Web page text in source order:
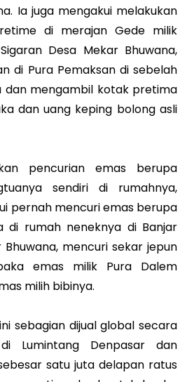
Ia juga mengakui melakukan
di merajan Gede milik
Desa Mekar Bhuwana,
di Pura Pemaksan di sebelah
dan mengambil kotak pretima
dan uang keping bolong asli
pencurian emas berupa
sendiri di rumahnya,
pernah mencuri emas berupa
di rumah neneknya di Banjar
Bhuwana, mencuri sekar jepun
emas milik Pura Dalem
milih bibinya.
sebagian dijual global secara
Lumintang Denpasar dan
satu juta delapan ratus